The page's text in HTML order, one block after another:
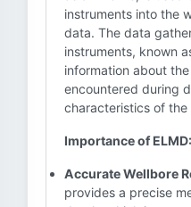
instruments into the
data. The data
instruments, known
information about
encountered during
characteristics of the
Importance of ELMD:
Accurate Wellbore
provides a precise